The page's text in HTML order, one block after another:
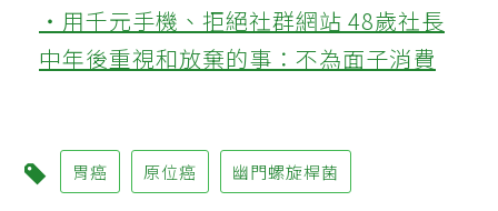
‧用千元手機、拒絕社群網站 48歲社長
中年後重視和放棄的事：不為面子消費
胃癌 原位癌 幽門螺旋桿菌